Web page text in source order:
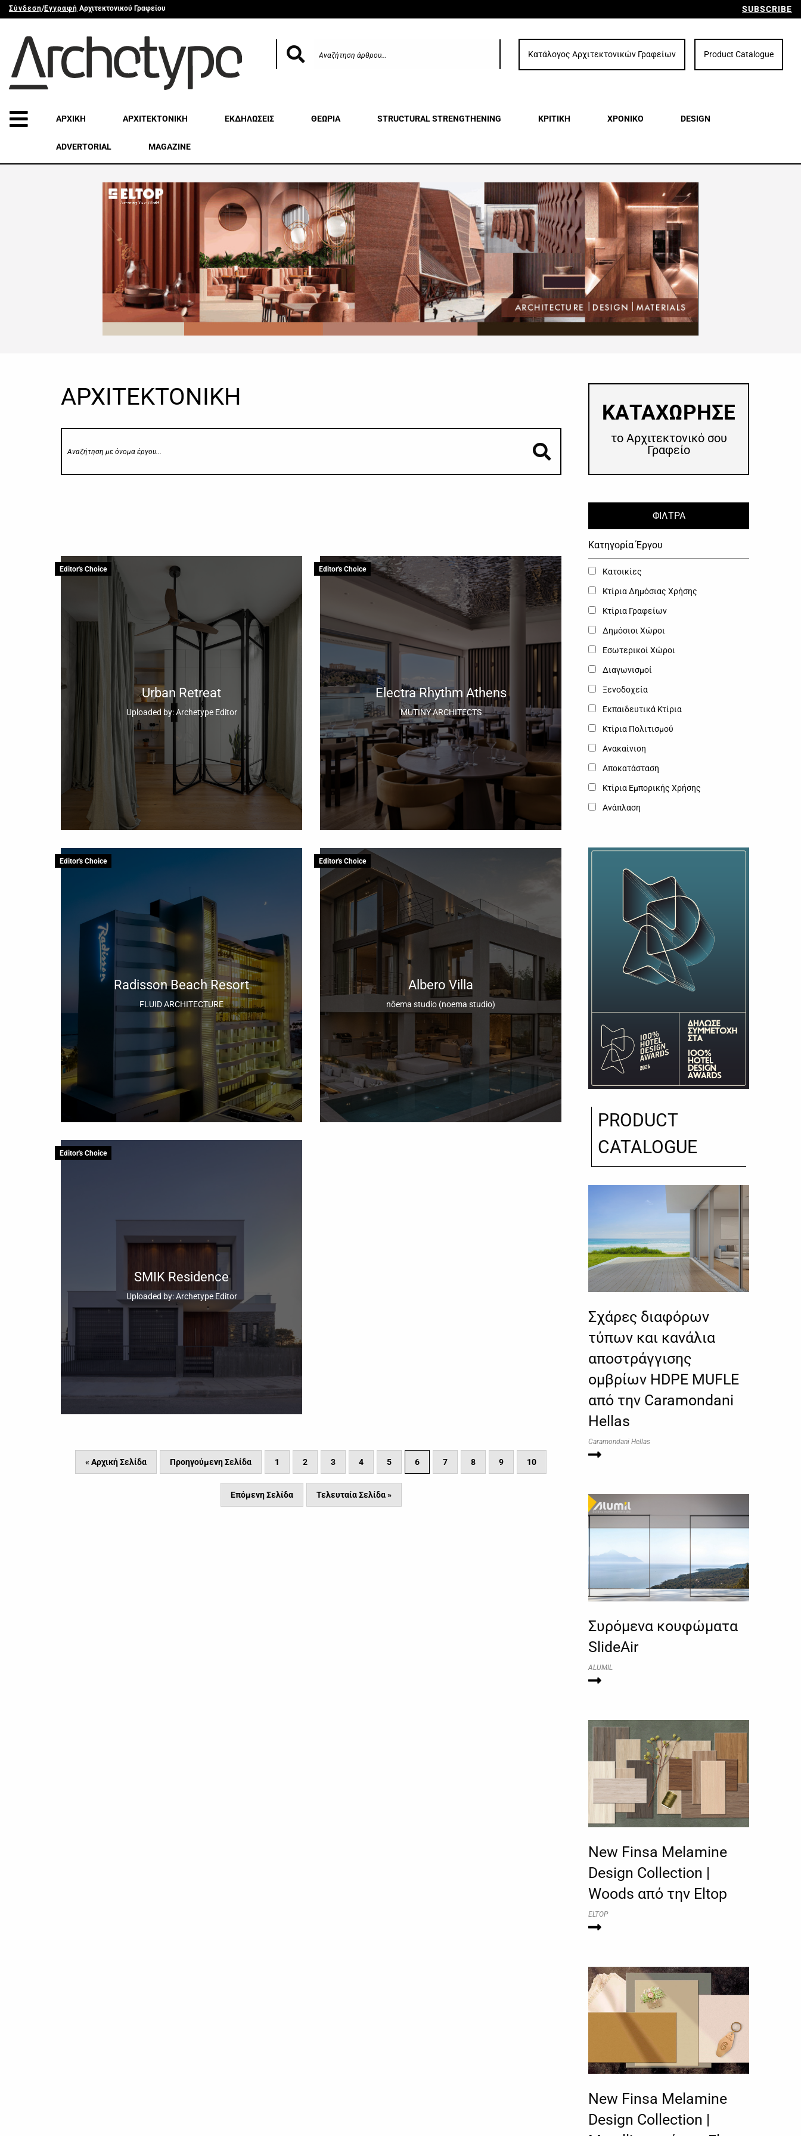
Σύνδεση/Εγγραφή Αρχιτεκτονικού Γραφείου SUBSCRIBE
Κατάλογος Αρχιτεκτονικών Γραφείων Product Catalogue
ΑΡΧΙΚΗ ΑΡΧΙΤΕΚΤΟΝΙΚΗ ΕΚΔΗΛΩΣΕΙΣ ΘΕΩΡΙΑ STRUCTURAL STRENGTHENING ΚΡΙΤΙΚΗ ΧΡΟΝΙΚΟ DESIGN
ADVERTORIAL MAGAZINE
ΑΡΧΙΤΕΚΤΟΝΙΚΗ
Editor's Choice
Urban Retreat
Uploaded by: Archetype Editor
Editor's Choice
Electra Rhythm Athens
MUTINY ARCHITECTS
Editor's Choice
Radisson Beach Resort
FLUID ARCHITECTURE
Editor's Choice
Albero Villa
nōema studio (noema studio)
Editor's Choice
SMIK Residence
Uploaded by: Archetype Editor
« Αρχική Σελίδα Προηγούμενη Σελίδα 1 2 3 4 5 6 7 8 9 10
Επόμενη Σελίδα Τελευταία Σελίδα »
​ΚΑΤΑΧΩΡΗΣΕ
το Αρχιτεκτονικό σου
Γραφείο
ΦΙΛΤΡΑ
Κατηγορία Έργου
Κατοικίες
Κτίρια Δημόσιας Χρήσης
Κτίρια Γραφείων
Δημόσιοι Χώροι
Εσωτερικοί Χώροι
Διαγωνισμοί
Ξενοδοχεία
Εκπαιδευτικά Κτίρια
Κτίρια Πολιτισμού
Ανακαίνιση
Αποκατάσταση
Κτίρια Εμπορικής Χρήσης
Ανάπλαση
PRODUCT
CATALOGUE
Σχάρες διαφόρων
τύπων και κανάλια
αποστράγγισης
ομβρίων HDPE MUFLE
από την Caramondani
Hellas
Caramondani Hellas
Συρόμενα κουφώματα
SlideAir
ALUMIL
New Finsa Melamine
Design Collection |
Woods από την Eltop
ELTOP
New Finsa Melamine
Design Collection |